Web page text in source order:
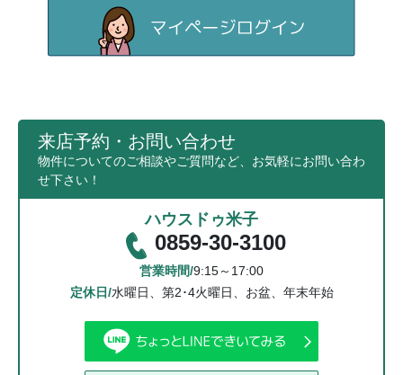
来店予約・お問い合わせ
物件についてのご相談やご質問など、お気軽にお問い合わ
せ下さい！
ハウスドゥ米子
0859-30-3100
営業時間/9:15～17:00
定休日/水曜日、第2･4火曜日、お盆、年末年始